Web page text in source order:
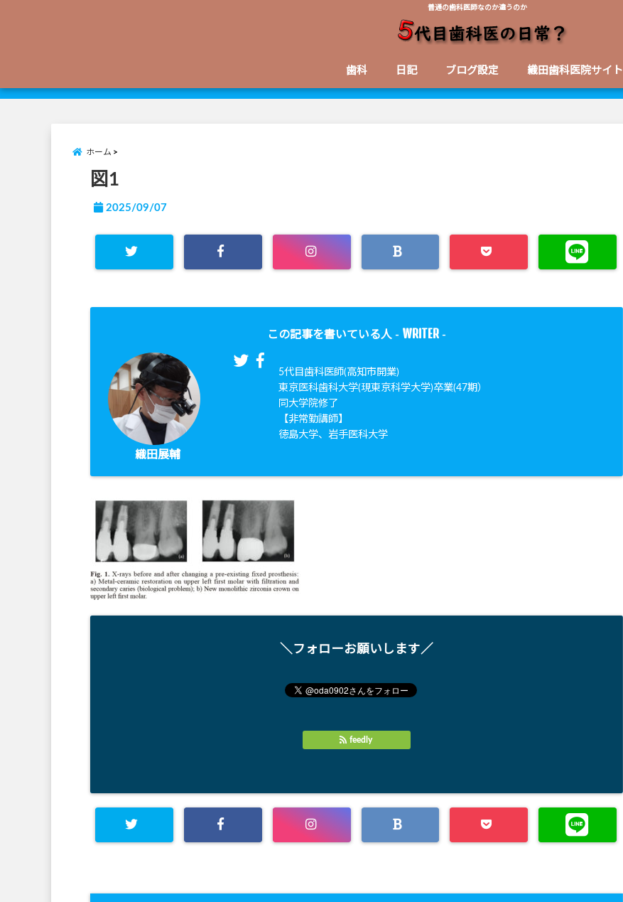
普通の歯科医師なのか違うのか
歯科 日記 ブログ設定 織田歯科医院サイト
ホーム
図1
2025/09/07
この記事を書いている人 - WRITER -
織田展輔
5代目歯科医師(高知市開業)
東京医科歯科大学(現東京科学大学)卒業(47期）
同大学院修了
【非常勤講師】
徳島大学、岩手医科大学
＼フォローお願いします／
feedly